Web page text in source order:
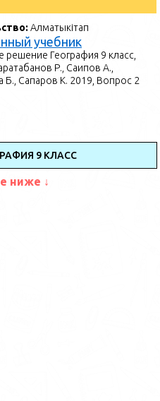
Алматыкітап
учебник
решение География 9 класс,
Р., Саипов А.,
Б., Сапаров К. 2019, Вопрос 2
9 КЛАСС
ниже ↓